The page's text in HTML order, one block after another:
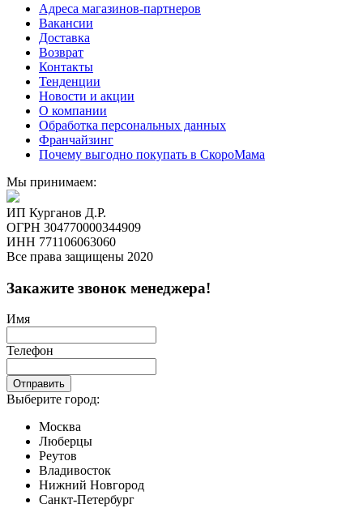
Адреса магазинов-партнеров
Вакансии
Доставка
Возврат
Контакты
Тенденции
Новости и акции
О компании
Обработка персональных данных
Франчайзинг
Почему выгодно покупать в СкороМама
Мы принимаем:
ИП Курганов Д.Р.
ОГРН 304770000344909
ИНН 771106063060
Все права защищены 2020
Закажите звонок менеджера!
Имя
Телефон
Отправить
Выберите город:
Москва
Люберцы
Реутов
Владивосток
Нижний Новгород
Санкт-Петербург